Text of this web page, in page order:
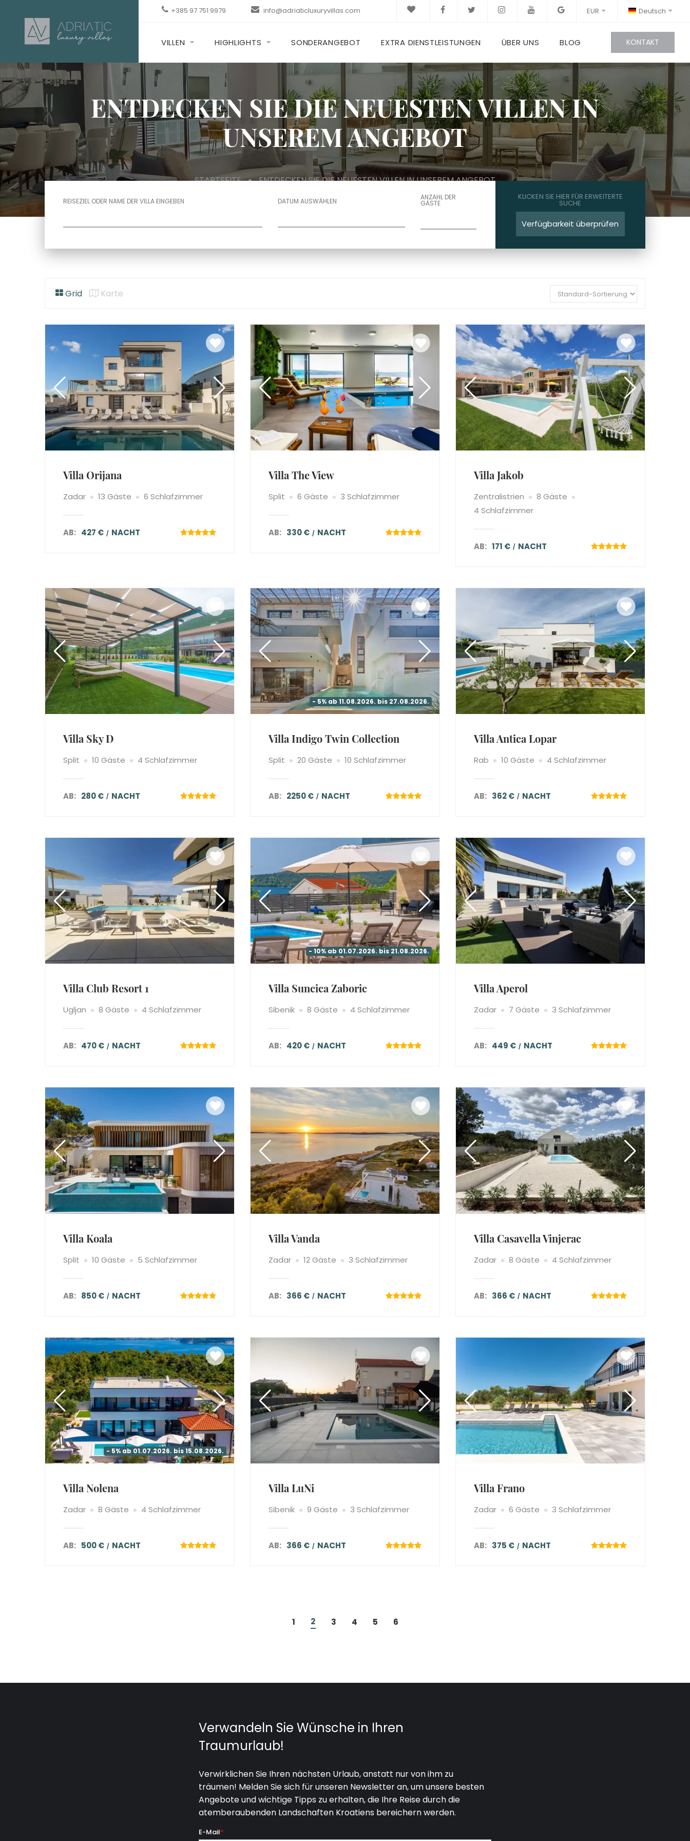
+385 97 751 9979 info@adriaticluxuryvillas.com EUR Deutsch
VILLEN HIGHLIGHTS SONDERANGEBOT EXTRA DIENSTLEISTUNGEN ÜBER UNS BLOG KONTAKT
ENTDECKEN SIE DIE NEUESTEN VILLEN IN
UNSEREM ANGEBOT
STARTSEITE ENTDECKEN SIE DIE NEUESTEN VILLEN IN UNSEREM ANGEBOT
REISEZIEL ODER NAME DER VILLA EINGEBEN DATUM AUSWÄHLEN ANZAHL DER
GÄSTE
KLICKEN SIE HIER FÜR ERWEITERTE
SUCHE
Verfügbarkeit überprüfen
Grid Karte
Villa Orijana
Zadar 13 Gäste 6 Schlafzimmer
AB: 427 € NACHT
Villa The View
Split 6 Gäste 3 Schlafzimmer
AB: 330 € NACHT
Villa Jakob
Zentralistrien
8 Gäste
4 Schlafzimmer
AB: 171 € NACHT
Villa Sky D
Split 10 Gäste 4 Schlafzimmer
AB: 280 € NACHT
- 5% ab 11.08.2026. bis 27.08.2026.
Villa Indigo Twin Collection
Split 20 Gäste 10 Schlafzimmer
AB: 2250 € NACHT
Villa Antica Lopar
Rab 10 Gäste 4 Schlafzimmer
AB: 362 € NACHT
Villa Club Resort 1
Ugljan 8 Gäste 4 Schlafzimmer
AB: 470 € NACHT
- 10% ab 01.07.2026. bis 21.08.2026.
Villa Suncica Zaboric
Sibenik 8 Gäste 4 Schlafzimmer
AB: 420 € NACHT
Villa Aperol
Zadar 7 Gäste 3 Schlafzimmer
AB: 449 € NACHT
Villa Koala
Split 10 Gäste 5 Schlafzimmer
AB: 850 € NACHT
Villa Vanda
Zadar 12 Gäste 3 Schlafzimmer
AB: 366 € NACHT
Villa Casavella Vinjerac
Zadar 8 Gäste 4 Schlafzimmer
AB: 366 € NACHT
- 5% ab 01.07.2026. bis 15.08.2026.
Villa Nolena
Zadar 8 Gäste 4 Schlafzimmer
AB: 500 € NACHT
Villa LuNi
Sibenik 9 Gäste 3 Schlafzimmer
AB: 366 € NACHT
Villa Frano
Zadar 6 Gäste 3 Schlafzimmer
AB: 375 € NACHT
1 2 3 4 5 6